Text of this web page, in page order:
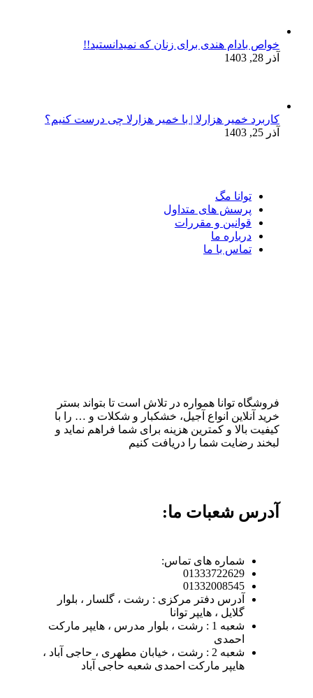
خواص بادام هندی برای زنان که نمیدانستید!!
آذر 28, 1403
کاربرد خمیر هزارلا | با خمیر هزارلا چی درست کنیم؟
آذر 25, 1403
توانا مگ
پرسش های متداول
قوانین و مقررات
درباره ما
تماس با ما
فروشگاه توانا همواره در تلاش است تا بتواند بستر
خرید آنلاین انواع آجیل، خشکبار و شکلات و … را با
کیفیت بالا و کمترین هزینه برای شما فراهم نماید و
لبخند رضایت شما را دریافت کنیم
آدرس شعبات ما:
شماره های تماس:
01333722629
01332008545
آدرس دفتر مرکزی : رشت ، گلسار ، بلوار
گلایل ، هایپر توانا
شعبه 1 : رشت ، بلوار مدرس ، هایپر مارکت
احمدی
شعبه 2 : رشت ، خیابان مطهری ، حاجی آباد ،
هایپر مارکت احمدی شعبه حاجی آباد